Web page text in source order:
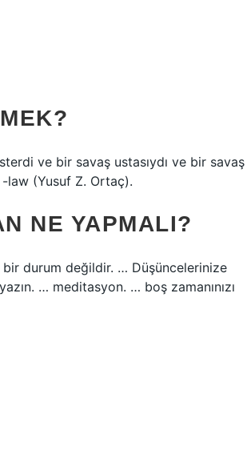
ve bir savaş ustasıydı ve bir savaş
-law (Yusuf Z. Ortaç).
NE YAPMALI?
durum değildir. … Düşüncelerinize
… meditasyon. … boş zamanınızı